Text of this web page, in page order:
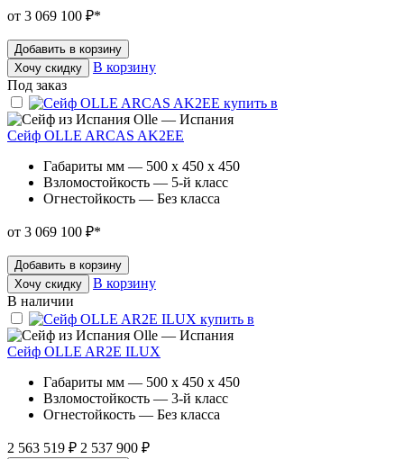
от 3 069 100 ₽*
Добавить в корзину
Хочу скидку
В корзину
Под заказ
Olle — Испания
Сейф OLLE ARCAS AK2EE
Габариты мм — 500 x 450 x 450
Взломостойкость — 5-й класс
Огнестойкость — Без класса
от 3 069 100 ₽*
Добавить в корзину
Хочу скидку
В корзину
В наличии
Olle — Испания
Сейф OLLE AR2E ILUX
Габариты мм — 500 x 450 x 450
Взломостойкость — 3-й класс
Огнестойкость — Без класса
2 563 519 ₽ 2 537 900 ₽